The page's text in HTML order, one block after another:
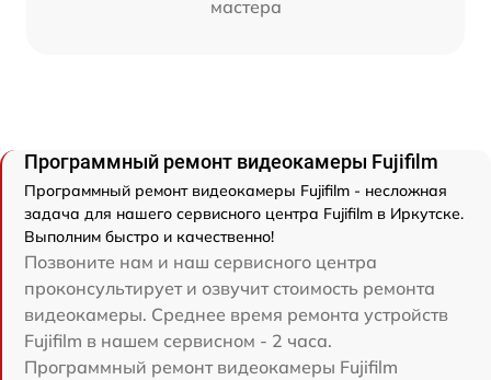
мастера
Программный ремонт видеокамеры Fujifilm
Программный ремонт видеокамеры Fujifilm - несложная
задача для нашего сервисного центра Fujifilm в Иркутске.
Выполним быстро и качественно!
Позвоните нам и наш сервисного центра
проконсультирует и озвучит стоимость ремонта
видеокамеры. Среднее время ремонта устройств
Fujifilm в нашем сервисном - 2 часа.
Программный ремонт видеокамеры Fujifilm